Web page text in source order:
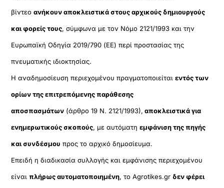
βίντεοανήκουν αποκλειστικά στους αρχικούς δημιουργούς
και φορείς τους, σύμφωνα με τον Νόμο 2121/1993 και την
Ευρωπαϊκή Οδηγία 2019/790 (ΕΕ) περί προστασίας της
πνευματικής ιδιοκτησίας.
Η αναδημοσίευση περιεχομένου πραγματοποιείταιεντός των
ορίων της επιτρεπόμενης παράθεσης
αποσπασμάτων (άρθρο 19 Ν. 2121/1993), αποκλειστικά για
ενημερωτικούς σκοπούς, με αυτόματηεμφάνιση της πηγής
και συνδέσμου προς το αρχικό δημοσίευμα.
Επειδή η διαδικασία συλλογής και εμφάνισης περιεχομένου
είναιπλήρως αυτοματοποιημένη, το Agrotikes.gr δεν φέρει